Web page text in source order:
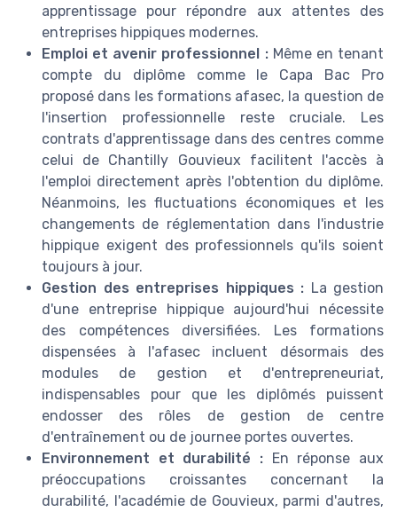
apprentissage pour répondre aux attentes des
entreprises hippiques modernes.
Emploi et avenir professionnel :Même en tenant
compte du diplôme comme le Capa Bac Pro
proposé dans les formations afasec, la question de
l'insertion professionnelle reste cruciale. Les
contrats d'apprentissage dans des centres comme
celui de Chantilly Gouvieux facilitent l'accès à
l'emploi directement après l'obtention du diplôme.
Néanmoins, les fluctuations économiques et les
changements de réglementation dans l'industrie
hippique exigent des professionnels qu'ils soient
toujours à jour.
Gestion des entreprises hippiques : La gestion
d'une entreprise hippique aujourd'hui nécessite
des compétences diversifiées. Les formations
dispensées à l'afasec incluent désormais des
modules de gestion et d'entrepreneuriat,
indispensables pour que les diplômés puissent
endosser des rôles de gestion de centre
d'entraînement ou de journee portes ouvertes.
Environnement et durabilité : En réponse aux
préoccupations croissantes concernant la
durabilité, l'académie de Gouvieux, parmi d'autres,